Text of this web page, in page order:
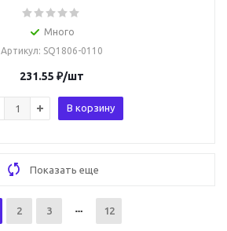
Много
Артикул: SQ1806-0110
231.55 ₽/шт
В корзину
Показать еще
2 3 12